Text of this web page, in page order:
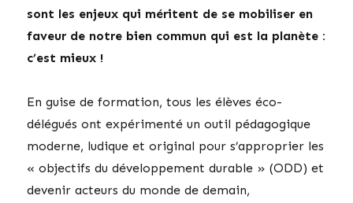
sont les enjeux qui méritent de se mobiliser en
faveur de notre bien commun qui est la planète :
c’est mieux !
En guise de formation, tous les élèves éco-
délégués ont expérimenté un outil pédagogique
moderne, ludique et original pour s’approprier les
« objectifs du développement durable » (ODD) et
devenir acteurs du monde de demain,